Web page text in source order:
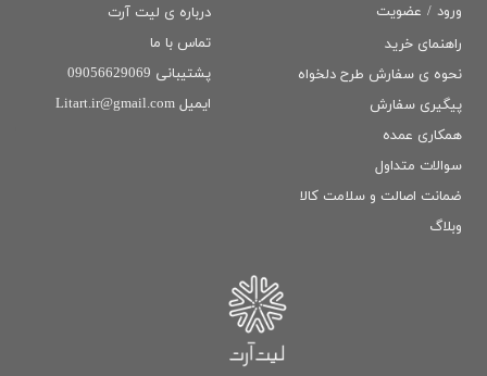
راهنمای خرید
نحوه ی سفارش طرح دلخواه
پیگیری سفارش
همکاری عمده
سوالات متداول
ضمانت اصالت و سلامت كالا
وبلاگ
درباره ی لیت آرت
تماس با ما
پشتیبانی 09056629069
ایمیل Litart.ir@gmail.com
ورود / عضویت